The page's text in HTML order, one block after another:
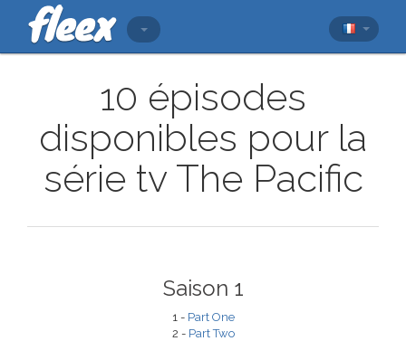
10 épisodes
disponibles pour la
série tv The Pacific
Saison 1
1 - Part One
2 - Part Two